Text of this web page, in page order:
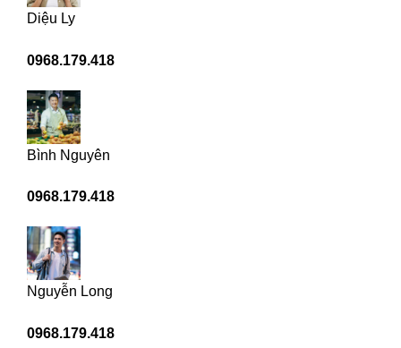
Diệu Ly
0968.179.418
Bình Nguyên
0968.179.418
Nguyễn Long
0968.179.418